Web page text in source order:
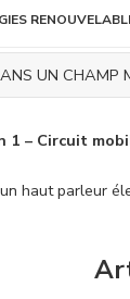
UN CHAMP
1 – Circuit
haut parleur